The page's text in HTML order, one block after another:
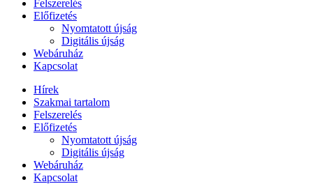
Felszerelés
Előfizetés
Nyomtatott újság
Digitális újság
Webáruház
Kapcsolat
Hírek
Szakmai tartalom
Felszerelés
Előfizetés
Nyomtatott újság
Digitális újság
Webáruház
Kapcsolat